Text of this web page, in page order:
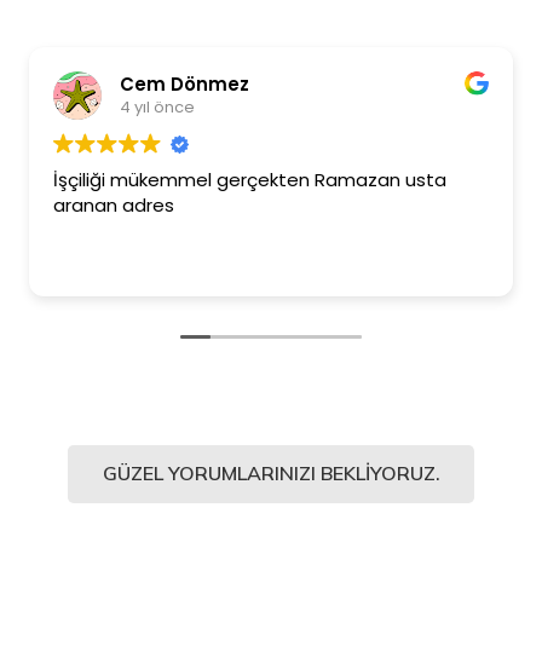
Cem Dönmez
4 yıl önce
İşçiliği mükemmel gerçekten Ramazan usta
aranan adres
GÜZEL YORUMLARINIZI BEKLIYORUZ.